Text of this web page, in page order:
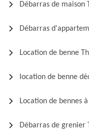
Débarras de maison
Débarras
Location de benne
location de benne
Location de bennes
Débarras de grenier